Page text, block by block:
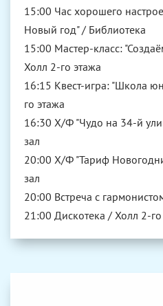
15:00 Час хорошего
Новый год" / Библиотека
15:00 Мастер-класс:
Холл 2-го этажа
16:15 Квест-игра: "Школа
го этажа
16:30 Х/Ф "Чудо на 34-й
зал
20:00 Х/Ф "Тариф
зал
20:00 Встреча с
21:00 Дискотека / Холл 2-го